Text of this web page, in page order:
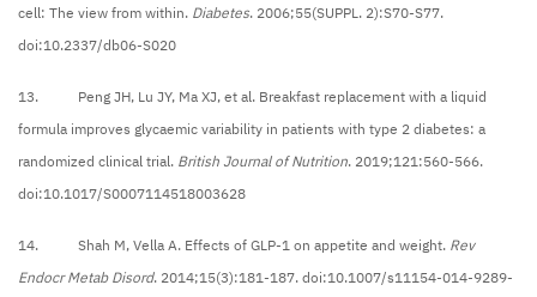
cell: The view from within. Diabetes. 2006;55(SUPPL. 2):S70-S77.
doi:10.2337/db06-S020
13. Peng JH, Lu JY, Ma XJ, et al. Breakfast replacement with a liquid
formula improves glycaemic variability in patients with type 2 diabetes: a
randomized clinical trial. British Journal of Nutrition. 2019;121:560-566.
doi:10.1017/S0007114518003628
14. Shah M, Vella A. Effects of GLP-1 on appetite and weight. Rev
Endocr Metab Disord. 2014;15(3):181-187. doi:10.1007/s11154-014-9289-